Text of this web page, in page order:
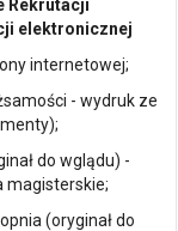
Rekrutacji
elektronicznej
internetowej;
- wydruk ze
do wglądu) -
magisterskie;
(oryginał do